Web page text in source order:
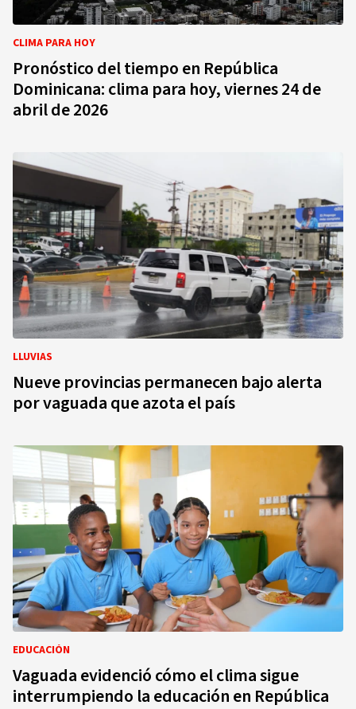
CLIMA PARA HOY
Pronóstico del tiempo en República
Dominicana: clima para hoy, viernes 24 de
abril de 2026
LLUVIAS
Nueve provincias permanecen bajo alerta
por vaguada que azota el país
EDUCACIÓN
Vaguada evidenció cómo el clima sigue
interrumpiendo la educación en República